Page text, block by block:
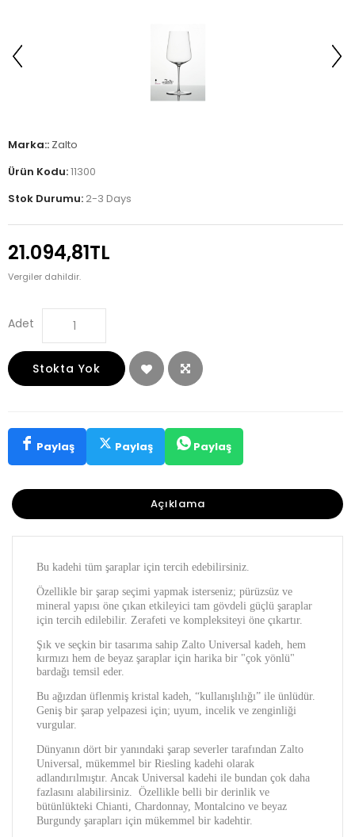
Marka:: Zalto
Ürün Kodu:11300
Stok Durumu: 2-3 Days
21.094,81TL
Vergiler dahildir.
Adet
Stokta Yok
Paylaş Paylaş Paylaş
Açıklama
Bu kadehi tüm şaraplar için tercih edebilirsiniz.
Özellikle bir şarap seçimi yapmak isterseniz; pürüzsüz ve
mineral yapısı öne çıkan etkileyici tam gövdeli güçlü şaraplar
için tercih edilebilir. Zerafeti ve kompleksiteyi öne çıkartır.
Şık ve seçkin bir tasarıma sahip Zalto Universal kadeh, hem
kırmızı hem de beyaz şaraplar için harika bir "çok yönlü"
bardağı temsil eder.
Bu ağızdan üflenmiş kristal kadeh, “kullanışlılığı” ile ünlüdür.
Geniş bir şarap yelpazesi için; uyum, incelik ve zenginliği
vurgular.
Dünyanın dört bir yanındaki şarap severler tarafından Zalto
Universal, mükemmel bir Riesling kadehi olarak
adlandırılmıştır. Ancak Universal kadehi ile bundan çok daha
fazlasını alabilirsiniz. Özellikle belli bir derinlik ve
bütünlükteki Chianti, Chardonnay, Montalcino ve beyaz
Burgundy şarapları için mükemmel bir kadehtir.